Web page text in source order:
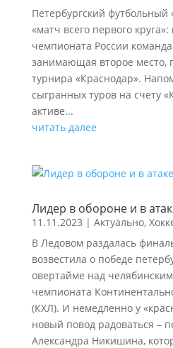
Петербургский футбольный
«матч всего первого
чемпионата России
занимающая второе место,
турнира «Краснодар».
сыгранных туров на счету
активе...
читать далее
Лидер в обороне и в
11.11.2023 | Актуально,
В Ледовом раздалась
возвестила о победе
овертайме над
чемпионата
(КХЛ). И немедленно у
новый повод радоваться –
Александра Никишина,